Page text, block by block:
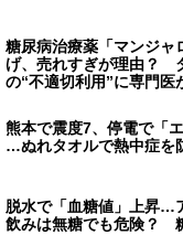
糖尿病治療薬「マンジャ
げ、売れすぎが理由？
の“不適切利用”に専門医
熊本で震度7、停電で「
…ぬれタオルで熱中症を
脱水で「血糖値」上昇…
飲みは無糖でも危険？